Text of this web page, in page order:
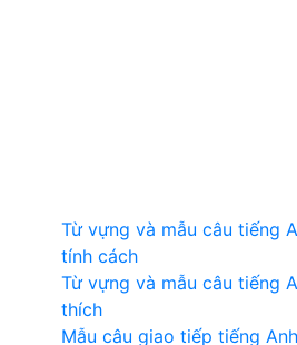
Từ vựng và mẫu câu tiếng
tính cách
Từ vựng và mẫu câu tiếng
thích
Mẫu câu giao tiếp tiếng